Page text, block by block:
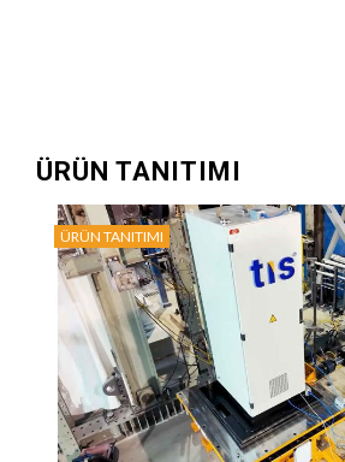
ÜRÜN TANITIMI
ÜRÜN TANITIMI